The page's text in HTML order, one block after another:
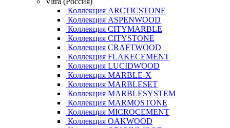
Коллекция ARCTICSTONE
Коллекция ASPENWOOD
Коллекция CITYMARBLE
Коллекция CITYSTONE
Коллекция CRAFTWOOD
Коллекция FLAKECEMENT
Коллекция LUCIDWOOD
Коллекция MARBLE-X
Коллекция MARBLESET
Коллекция MARBLESYSTEM
Коллекция MARMOSTONE
Коллекция MICROCEMENT
Коллекция OAKWOOD